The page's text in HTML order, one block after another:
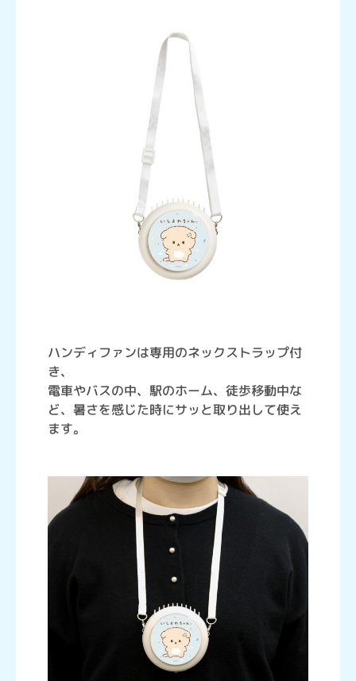
ハンディファンは専用のネックストラップ付
き、
電車やバスの中、駅のホーム、徒歩移動中な
ど、暑さを感じた時にサッと取り出して使え
ます。